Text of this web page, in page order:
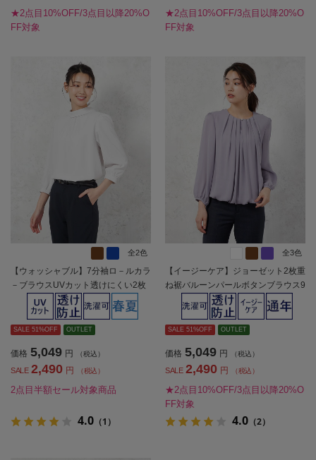
★2点目10%OFF/3点目以降20%O
FF対象
★2点目10%OFF/3点目以降20%O
FF対象
全2色
【ウォッシャブル】7分袖ロ－ルカラ
－ブラウスUVカット透けにくい2枚
仕立て無地SOFFICE春夏【レディー
SALE 51%OFF OUTLET
価格 5,049 円 （税込）
SALE 2,490 円 （税込）
2点目半額セール対象商品
4.0 （1）
全3色
【イージーケア】ジョーゼット2枚重
ね裾バルーンパールボタンブラウス9
分袖透け軽減ウォッシャブルSOFFIC
E通年【レディース】
SALE 51%OFF OUTLET
価格 5,049 円 （税込）
SALE 2,490 円 （税込）
★2点目10%OFF/3点目以降20%O
FF対象
4.0 （2）